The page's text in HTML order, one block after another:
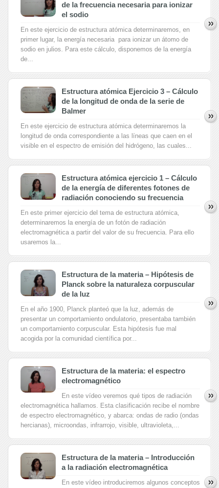
de la frecuencia necesaria para ionizar
el sodio
En este ejercicio de estructura atómica determinaremos, en
primer lugar, la energía necesaria para ionizar un átomo de
sodio en julios. Para este cálculo, disponemos de la energía
de...
Estructura atómica Ejercicio 3 – Cálculo
de la longitud de onda de la serie de
Balmer
En este ejercicio de estructura atómica determinaremos la
longitud de onda correspondiente a las líneas que caen en el
visible en el espectro de emisión del hidrógeno, las cuales...
Estructura atómica ejercicio 1 – Cálculo
de la energía de diferentes fotones de
radiación conociendo su frecuencia
En este primer ejercicio del tema de estructura atómica,
determinaremos la energía de un fotón de radiación
electromagnética a partir del valor de su frecuencia. Para ello
usaremos la...
Estructura de la materia – Hipótesis de
Planck sobre la naturaleza corpuscular
de la luz
En el año 1900, Planck planteó que la luz, además de
presentar un comportamiento ondulatorio, presentaba también
un comportamiento corpuscular. Esta hipótesis fue mal
acogida por la comunidad científica por...
Estructura de la materia: el espectro
electromagnético
En este vídeo veremos qué tipos de radiación
electromagnética hallamos. Esta clasificación recibe el nombre
de espectro electromagnético, y abarca: ondas de radio (ondas
hercianas), microondas, infrarrojo, visible, ultravioleta,...
Estructura de la materia – Introducción
a la radiación electromagnética
En este vídeo introduciremos algunos conceptos